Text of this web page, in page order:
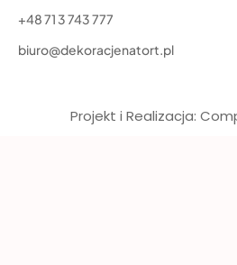
+48 71 3 743 777
biuro@dekoracjenatort.pl
Projekt i Realizacja: